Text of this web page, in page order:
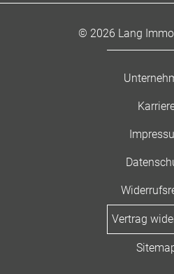
© 2026 Lang
Vertrag